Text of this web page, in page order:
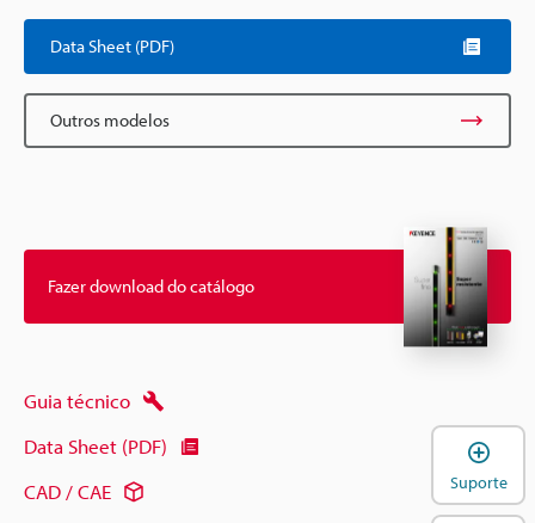
Data Sheet (PDF)
Outros modelos
Fazer download do catálogo
Guia técnico
Data Sheet (PDF)
CAD / CAE
Suporte